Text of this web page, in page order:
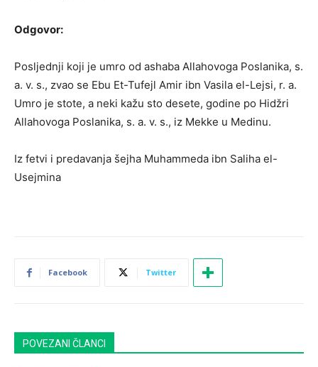
Odgovor:
Posljednji koji je umro od ashaba Allahovoga Poslanika, s.
a. v. s., zvao se Ebu Et-Tufejl Amir ibn Vasila el-Lejsi, r. a.
Umro je stote, a neki kažu sto desete, godine po Hidžri
Allahovoga Poslanika, s. a. v. s., iz Mekke u Medinu.
Iz fetvi i predavanja šejha Muhammeda ibn Saliha el-
Usejmina
Facebook Twitter
POVEZANI ČLANCI